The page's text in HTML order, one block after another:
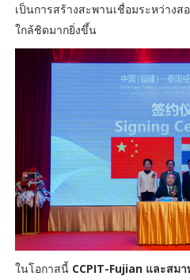
เป็นการสร้างสะพานเชื่อมระหว่าง
ใกล้ชิดมากยิ่งขึ้น
ในโอกาสนี้ CCPIT-Fujian และสม